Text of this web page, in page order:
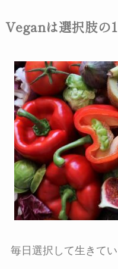
Veganは選択肢の
毎日選択して生きてい